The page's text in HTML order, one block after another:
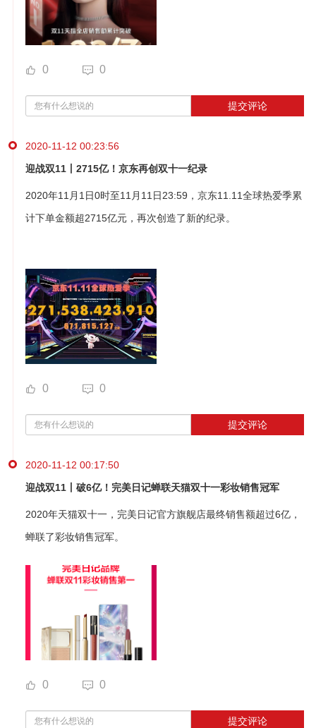
0 0
提交评论
2020-11-12 00:23:56
迎战双11丨2715亿！京东再创双十一纪录
2020年11月1日0时至11月11日23:59，京东11.11全球热爱季累
计下单金额超2715亿元，再次创造了新的纪录。
0 0
提交评论
2020-11-12 00:17:50
迎战双11丨破6亿！完美日记蝉联天猫双十一彩妆销售冠军
2020年天猫双十一，完美日记官方旗舰店最终销售额超过6亿，
蝉联了彩妆销售冠军。
0 0
提交评论